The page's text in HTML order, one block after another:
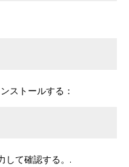
ストールする：
て確認する。.